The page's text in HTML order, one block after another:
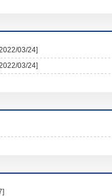
03/24]
03/24]